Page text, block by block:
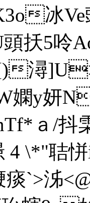
冰
頭扷5呤
潯]
嫻y妍
nTf*ａ/
\*"聐
`>泲